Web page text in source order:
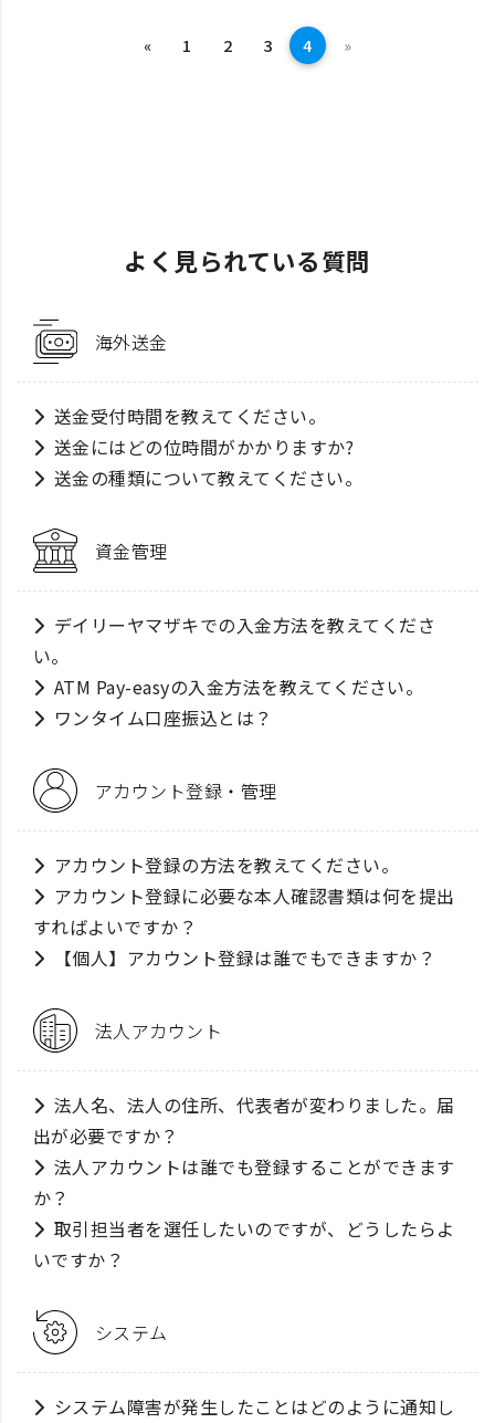
«前へ 1 2 3 4 »次へ
よく見られている質問
海外送金
送金受付時間を教えてください。
送金にはどの位時間がかかりますか?
送金の種類について教えてください。
資金管理
デイリーヤマザキでの入金方法を教えてくださ
い。
ATM Pay-easyの入金方法を教えてください。
ワンタイム口座振込とは？
アカウント登録・管理
アカウント登録の方法を教えてください。
アカウント登録に必要な本人確認書類は何を提出
すればよいですか？
【個人】アカウント登録は誰でもできますか？
法人アカウント
法人名、法人の住所、代表者が変わりました。届
出が必要ですか？
法人アカウントは誰でも登録することができます
か？
取引担当者を選任したいのですが、どうしたらよ
いですか？
システム
システム障害が発生したことはどのように通知し